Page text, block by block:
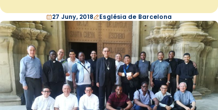
27 Juny, 2018 Església de Barcelona